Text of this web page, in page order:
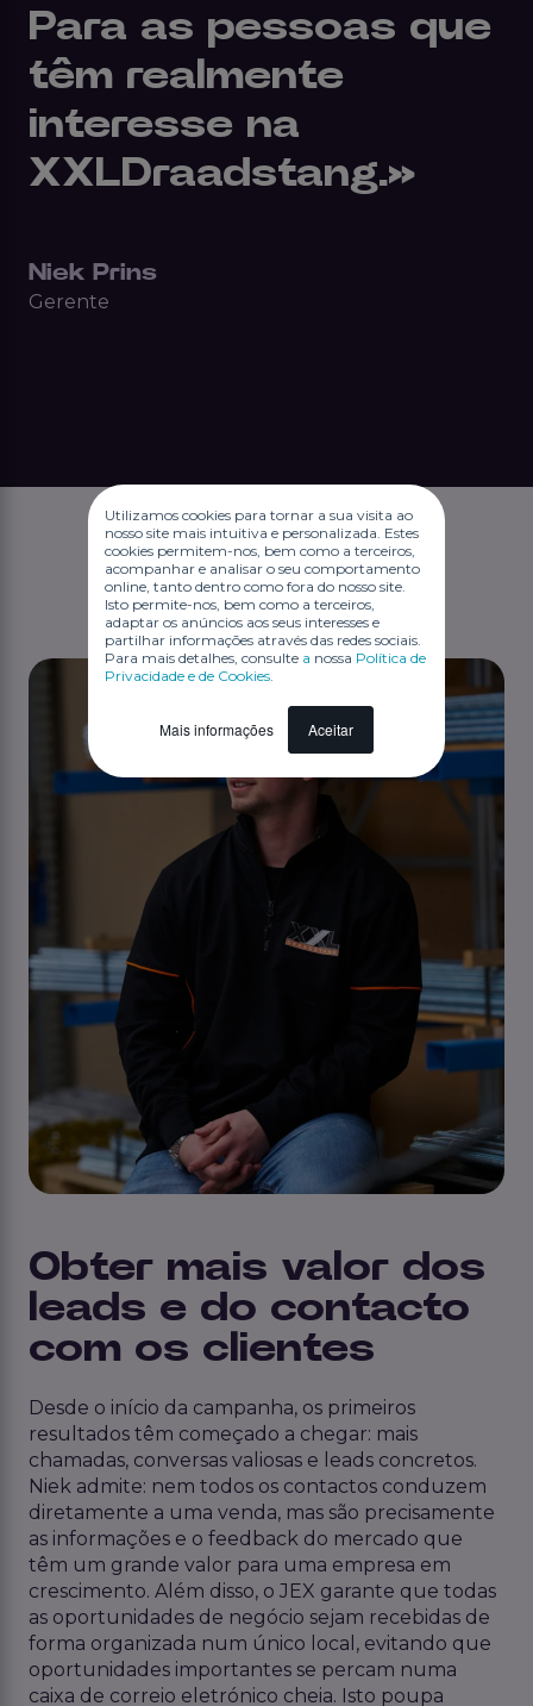
Utilizamos cookies para tornar a sua visita ao
nosso site mais intuitiva e personalizada. Estes
cookies permitem-nos, bem como a terceiros,
acompanhar e analisar o seu comportamento
online, tanto dentro como fora do nosso site.
Isto permite-nos, bem como a terceiros,
adaptar os anúncios aos seus interesses e
partilhar informações através das redes sociais.
Para mais detalhes, consulte a nossa Política de
Privacidade e de Cookies.
Mais informações Aceitar
Para as pessoas que
têm realmente
interesse na
XXLDraadstang.»
Niek Prins
Gerente
Obter mais valor dos
leads e do contacto
com os clientes
Desde o início da campanha, os primeiros
resultados têm começado a chegar: mais
chamadas, conversas valiosas e leads concretos.
Niek admite: nem todos os contactos conduzem
diretamente a uma venda, mas são precisamente
as informações e o feedback do mercado que
têm um grande valor para uma empresa em
crescimento. Além disso, o JEX garante que todas
as oportunidades de negócio sejam recebidas de
forma organizada num único local, evitando que
oportunidades importantes se percam numa
caixa de correio eletrónico cheia. Isto poupa